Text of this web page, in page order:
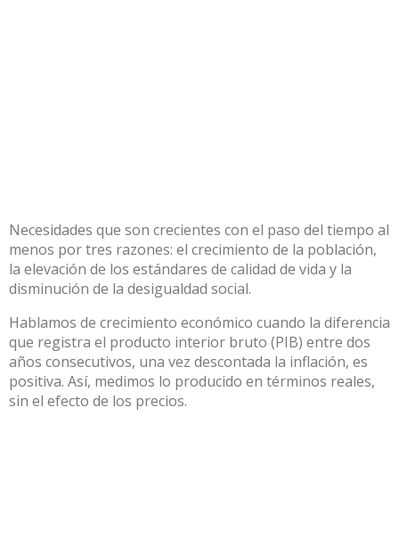
Necesidades que son crecientes con el paso del tiempo al
menos por tres razones: el crecimiento de la población,
la elevación de los estándares de calidad de vida y la
disminución de la desigualdad social.
Hablamos de crecimiento económico cuando la diferencia
que registra el producto interior bruto (PIB) entre dos
años consecutivos, una vez descontada la inflación, es
positiva. Así, medimos lo producido en términos reales,
sin el efecto de los precios.